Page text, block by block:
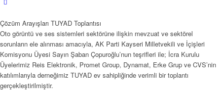
Çözüm Arayışları TUYAD Toplantısı
Oto görüntü ve ses sistemleri sektörüne ilişkin mevzuat ve sektörel
sorunların ele alınması amacıyla, AK Parti Kayseri Milletvekili ve İçişleri
Komisyonu Üyesi Sayın Şaban Çopuroğlu’nun teşrifleri ile; İcra Kurulu
Üyelerimiz Reis Elektronik, Promet Group, Dynamat, Erke Grup ve CVS’nin
katılımlarıyla derneğimiz TUYAD ev sahipliğinde verimli bir toplantı
gerçekleştirilmiştir.